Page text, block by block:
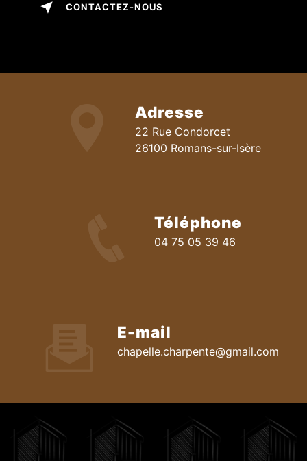
CONTACTEZ-NOUS
Adresse
22 Rue Condorcet
26100 Romans-sur-Isère
Téléphone
04 75 05 39 46
E-mail
chapelle.charpente@gmail.com